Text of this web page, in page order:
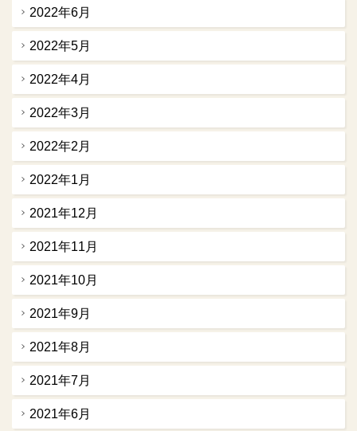
2022年6月
2022年5月
2022年4月
2022年3月
2022年2月
2022年1月
2021年12月
2021年11月
2021年10月
2021年9月
2021年8月
2021年7月
2021年6月